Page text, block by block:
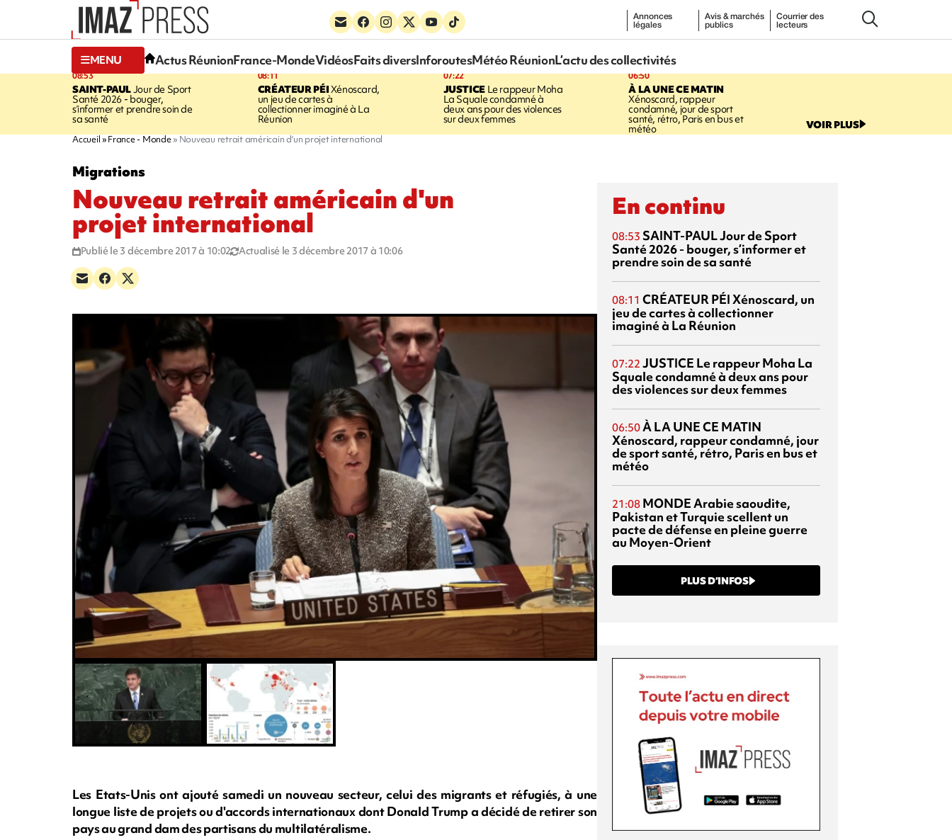
Annonces
légales
Avis & marchés
publics
Courrier des
lecteurs
MENU Actus RéunionFrance-MondeVidéosFaits diversInforoutesMétéo RéunionL’actu des collectivités
08:53
SAINT-PAULJour de Sport
Santé 2026 - bouger,
s’informer et prendre soin de
sa santé
08:11
CRÉATEUR PÉIXénoscard,
un jeu de cartes à
collectionner imaginé à La
Réunion
07:22
JUSTICELe rappeur Moha
La Squale condamné à
deux ans pour des violences
sur deux femmes
06:50
À LA UNE CE MATIN
Xénoscard, rappeur
condamné, jour de sport
santé, rétro, Paris en bus et
météo VOIR PLUS
Accueil France - Monde Nouveau retrait américain d'un projet international
Migrations
Nouveau retrait américain d'un
projet international
Publié le 3 décembre 2017 à 10:02 Actualisé le 3 décembre 2017 à 10:06
Les Etats-Unis ont ajouté samedi un nouveau secteur, celui des migrants et réfugiés, à une
longue liste de projets ou d'accords internationaux dont Donald Trump a décidé de retirer son
pays au grand dam des partisans du multilatéralisme.
En continu
08:53 SAINT-PAULJour de Sport
Santé 2026 - bouger, s’informer et
prendre soin de sa santé
08:11 CRÉATEUR PÉIXénoscard, un
jeu de cartes à collectionner
imaginé à La Réunion
07:22 JUSTICE Le rappeur Moha La
Squale condamné à deux ans pour
des violences sur deux femmes
06:50À LA UNE CE MATIN
Xénoscard, rappeur condamné, jour
de sport santé, rétro, Paris en bus et
météo
21:08 MONDEArabie saoudite,
Pakistan et Turquie scellent un
pacte de défense en pleine guerre
au Moyen-Orient
PLUS D’INFOS